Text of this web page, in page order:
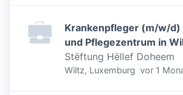
Krankenpfleger (m/w/
und Pflegezentrum in
Stëftung Hëllef Doheem
Wiltz, Luxemburg vor 1